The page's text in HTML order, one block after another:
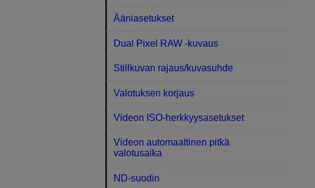
Ääniasetukset
Dual Pixel RAW ‑kuvaus
Stillkuvan rajaus/kuvasuhde
Valotuksen korjaus
Videon ISO-herkkyysasetukset
Videon automaattinen pitkä
valotusaika
ND-suodin